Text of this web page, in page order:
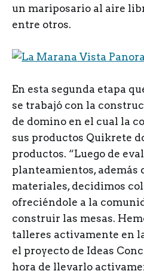
un mariposario al aire
entre otros.
En esta segunda etapa
se trabajó con la
de domino en el cual la
sus productos Quikrete
productos. “Luego de
planteamientos, además
materiales, decidimos
ofreciéndole a la
construir las mesas.
talleres activamente en
el proyecto de Ideas
hora de llevarlo